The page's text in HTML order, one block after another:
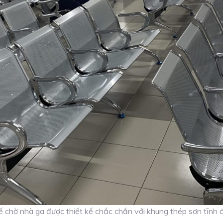
chờ nhà ga được thiết kế chắc chắn với khung thép sơn tĩnh